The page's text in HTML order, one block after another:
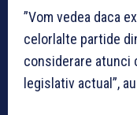
”Vom vedea daca
celorlalte partide
considerare atunci
legislativ actual”,